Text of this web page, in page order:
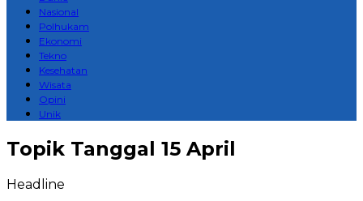
Nasional
Polhukam
Ekonomi
Tekno
Kesehatan
Wisata
Opini
Unik
Topik Tanggal 15 April
Headline